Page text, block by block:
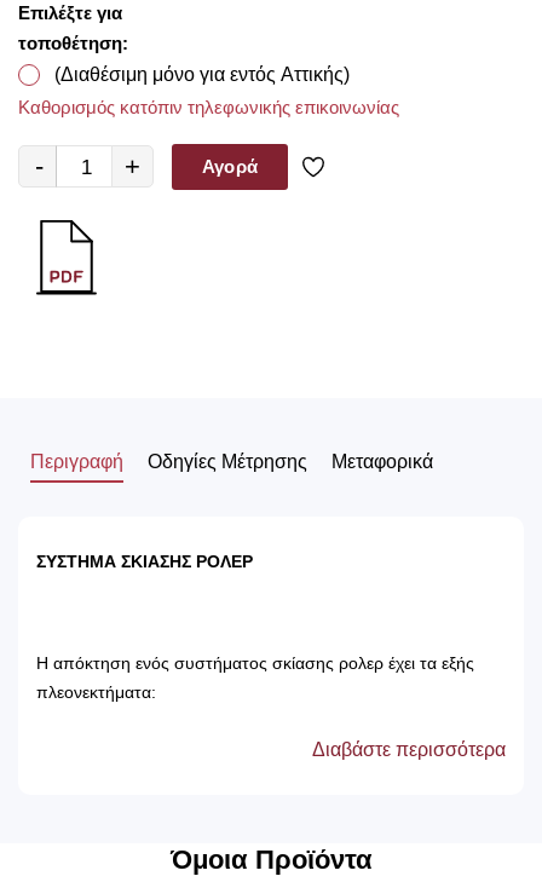
Επιλέξτε για
τοποθέτηση:
(Διαθέσιμη μόνο για εντός Αττικής)
Καθορισμός κατόπιν τηλεφωνικής επικοινωνίας
- + Αγορά
Περιγραφή Οδηγίες Μέτρησης Μεταφορικά
ΣΥΣΤΗΜΑ ΣΚΙΑΣΗΣ ΡΟΛΕΡ
Η απόκτηση ενός συστήματος σκίασης ρολερ έχει τα εξής
πλεονεκτήματα:
μόνο με ένα ελαφρός νωπό βέτεξ ή με
ατμοκαθαριστή.
Διαβάστε περισσότερα
Όμοια Προϊόντα